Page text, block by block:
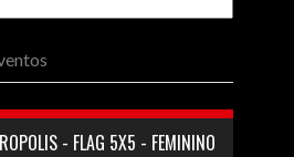
- FLAG 5X5 - FEMININO